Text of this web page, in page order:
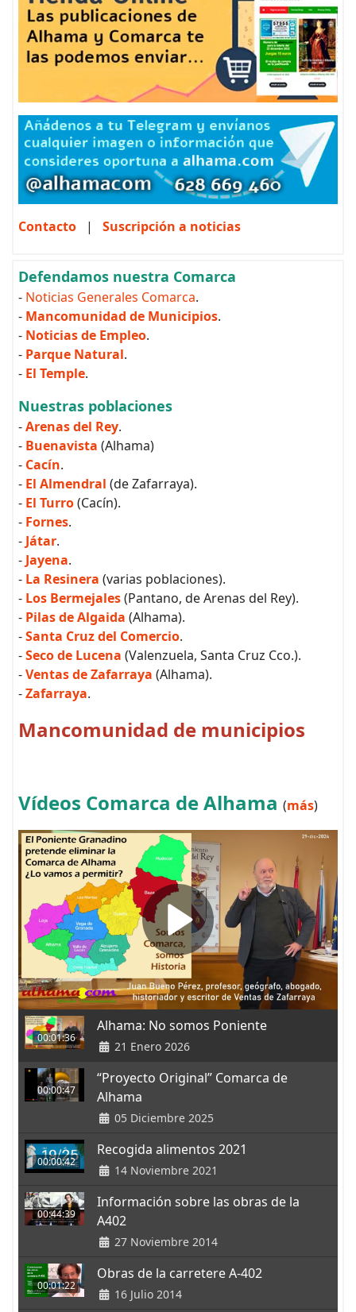
Contacto | Suscripción a noticias
Defendamos nuestra Comarca
- Noticias Generales Comarca.
- Mancomunidad de Municipios.
- Noticias de Empleo.
- Parque Natural.
- El Temple.
Nuestras poblaciones
-Arenas del Rey.
- Buenavista (Alhama)
- Cacín.
- El Almendral (de Zafarraya).
- El Turro(Cacín).
- Fornes.
- Játar.
- Jayena.
- La Resinera (varias poblaciones).
- Los Bermejales(Pantano, de Arenas del Rey).
- Pilas de Algaida (Alhama).
-Santa Cruz del Comercio.
-Seco de Lucena (Valenzuela, Santa Cruz Cco.).
-Ventas de Zafarraya (Alhama).
-Zafarraya.
Mancomunidad de municipios
Vídeos Comarca de Alhama (más)
00:01:36
Alhama: No somos Poniente
21 Enero 2026
00:00:47
“Proyecto Original” Comarca de
Alhama
05 Diciembre 2025
00:00:42
Recogida alimentos 2021
14 Noviembre 2021
00:44:39
Información sobre las obras de la
A402
27 Noviembre 2014
00:01:22
Obras de la carretere A-402
16 Julio 2014